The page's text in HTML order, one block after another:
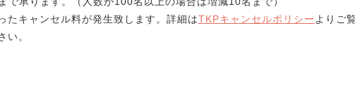
キャンセル料が発生致します。詳細はTKPキャンセルポリシー よりご
い。